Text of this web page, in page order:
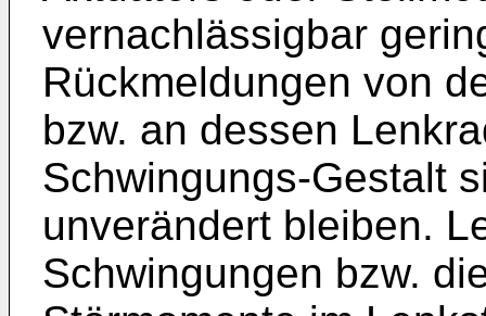
vernachlässigbar
Rückmeldungen von
bzw. an dessen
Schwingungs-Gestalt
unverändert bleiben.
Schwingungen bzw.